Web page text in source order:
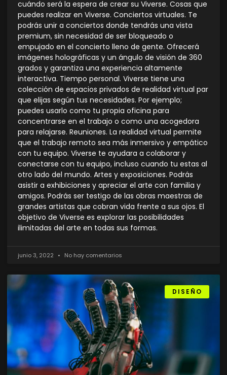
cuándo será la espera de crear su Viverse. Cosas que
puedes realizar en Viverse. Conciertos virtuales. Te
podrás unir a conciertos donde tendrás una vista
premium, sin necesidad de ser bloqueado o
empujado en el concierto lleno de gente. Ofrecerá
imágenes holográficas y un ángulo de visión de 360
grados y garantiza una experiencia altamente
interactiva. Tiempo personal. Viverse tiene una
colección de espacios privados de realidad virtual par
que elijas según tus necesidades. Por ejemplo;
puedes usarlo como tu propia oficina para
concentrarse en el trabajo o como una acogedora
para relajarse. Reuniones. La realidad virtual permite
que el trabajo remoto sea más inmersivo y empático
con tu equipo. Viverse te ayudara a colaborar y
conectarse con tu equipo, incluso cuando tu estas al
otro lado del mundo. Artes y exposiciones. Podrás
asistir a exhibiciones y apreciar el arte con familia y
amigos. Podrás ser testigo de las obras maestras de
grandes artistas que cobran vida frente a sus ojos. El
objetivo de Viverse es explorar las posibilidades
ilimitadas del arte en todas sus formas.
junio 3, 2022 No hay comentarios
DISEÑO